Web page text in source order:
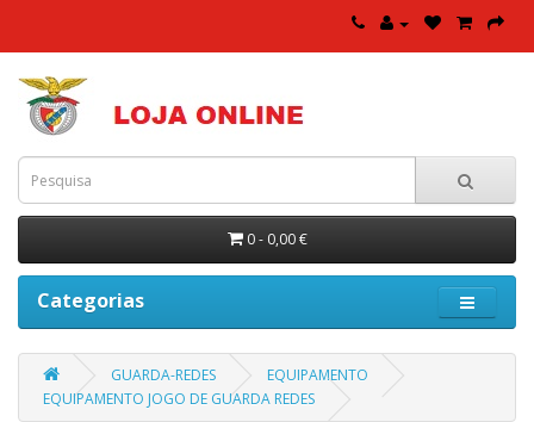
0 - 0,00 €
Categorias
GUARDA-REDES
EQUIPAMENTO
EQUIPAMENTO JOGO DE GUARDA REDES